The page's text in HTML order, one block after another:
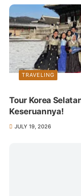
TRAVELING
Tour Korea
Keseruannya!
JULY 19, 2026